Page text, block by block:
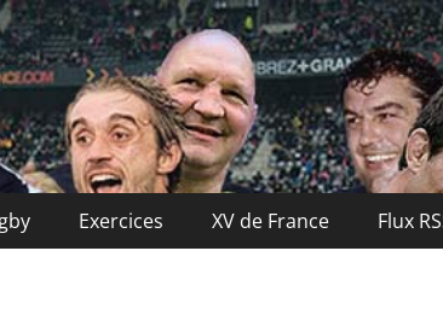
Exercices XV de France Flux